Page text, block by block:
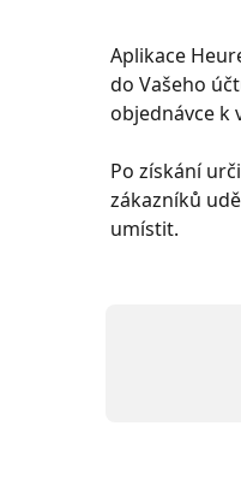
Aplikace
do Vašeho
objednávce k
Po získání
zákazníků
umístit.